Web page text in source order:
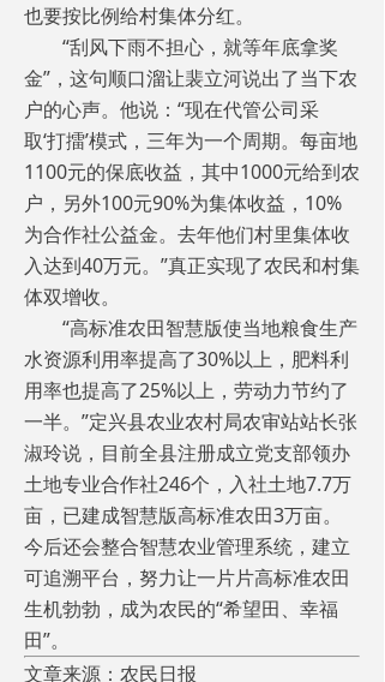
也要按比例给村集体分红。
“刮风下雨不担心，就等年底拿奖
金”，这句顺口溜让裴立河说出了当下农
户的心声。他说：“现在代管公司采
取‘打擂’模式，三年为一个周期。每亩地
1100元的保底收益，其中1000元给到农
户，另外100元90%为集体收益，10%
为合作社公益金。去年他们村里集体收
入达到40万元。”真正实现了农民和村集
体双增收。
“高标准农田智慧版使当地粮食生产
水资源利用率提高了30%以上，肥料利
用率也提高了25%以上，劳动力节约了
一半。”定兴县农业农村局农审站站长张
淑玲说，目前全县注册成立党支部领办
土地专业合作社246个，入社土地7.7万
亩，已建成智慧版高标准农田3万亩。
今后还会整合智慧农业管理系统，建立
可追溯平台，努力让一片片高标准农田
生机勃勃，成为农民的“希望田、幸福
田”。
文章来源：农民日报